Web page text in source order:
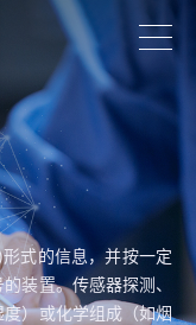
式的信息，并按一定
装置。传感器探测、
）或化学组成（如烟